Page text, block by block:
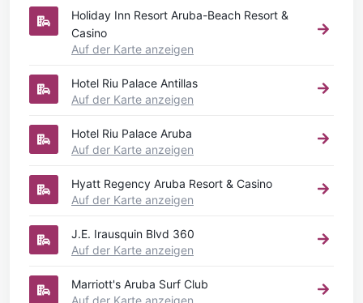
Holiday Inn Resort Aruba-Beach Resort &
Casino
Auf der Karte anzeigen
Hotel Riu Palace Antillas
Auf der Karte anzeigen
Hotel Riu Palace Aruba
Auf der Karte anzeigen
Hyatt Regency Aruba Resort & Casino
Auf der Karte anzeigen
J.E. Irausquin Blvd 360
Auf der Karte anzeigen
Marriott's Aruba Surf Club
Auf der Karte anzeigen